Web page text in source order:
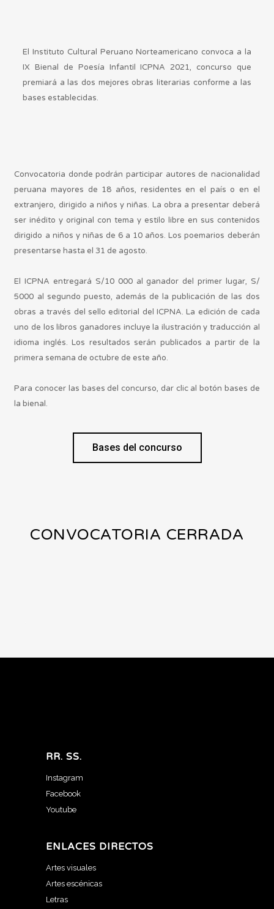
El Instituto Cultural Peruano Norteamericano convoca a la
IX Bienal de Poesía Infantil ICPNA 2021, concurso que
premiará a las dos mejores obras literarias conforme a las
bases establecidas.
Convocatoria donde podrán participar autores de nacionalidad
peruana mayores de 18 años, residentes en el país o en el
extranjero, dirigido a niños y niñas. La obra a presentar deberá
ser inédito y original con tema y estilo libre en sus contenidos
dirigido a niños y niñas de 6 a 10 años. Los poemarios deberán
presentarse hasta el 31 de agosto.
El ICPNA entregará S/10 000 al ganador del primer lugar, S/
5000 al segundo puesto, además de la publicación de las dos
obras a través del sello editorial del ICPNA. La edición de cada
uno de los libros ganadores incluye la ilustración y traducción al
idioma inglés. Los resultados serán publicados a partir de la
primera semana de octubre de este año.
Para conocer las bases del concurso, dar clic al botón bases de
la bienal.
Bases del concurso
CONVOCATORIA CERRADA
RR. SS.
Instagram
Facebook
Youtube
ENLACES DIRECTOS
Artes visuales
Artes escénicas
Letras